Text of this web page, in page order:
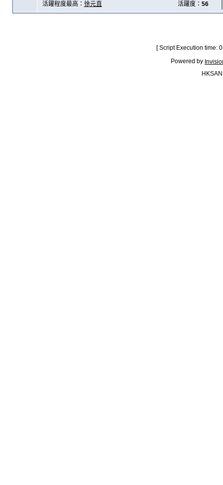
活躍程度最高： 徐元直 活躍度： 56
[ Script Execution time:
Powered by